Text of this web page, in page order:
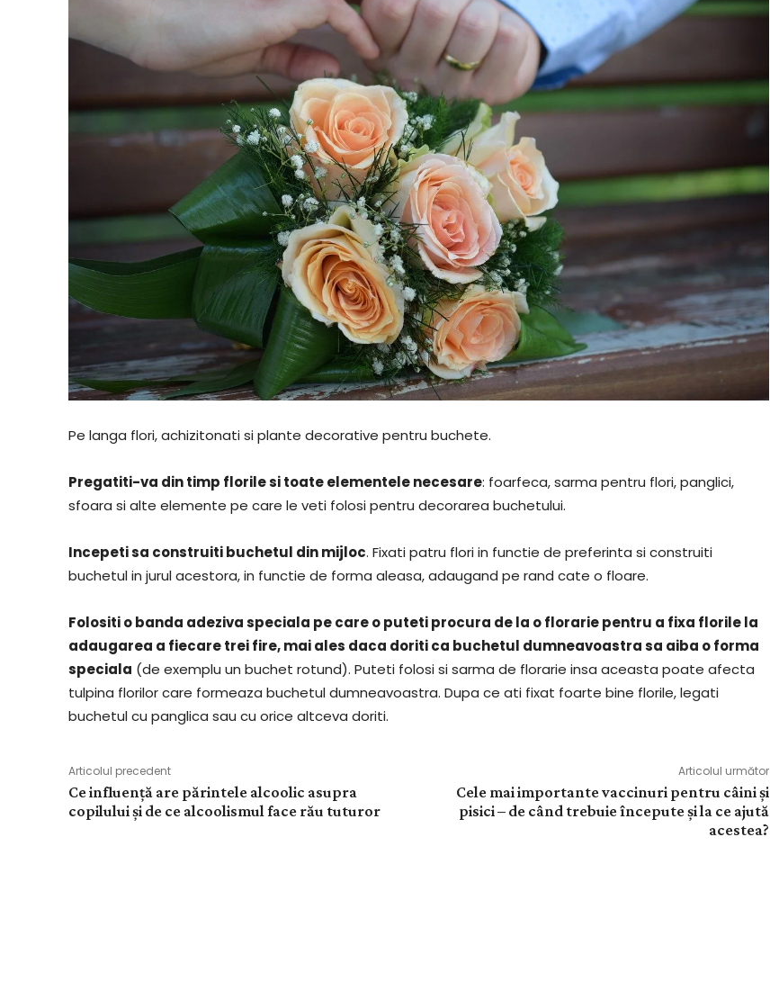
Pe langa flori, achizitonati si plante decorative pentru buchete.
Pregatiti-va din timp florile si toate elementele necesare: foarfeca, sarma pentru flori, panglici,
sfoara si alte elemente pe care le veti folosi pentru decorarea buchetului.
Incepeti sa construiti buchetul din mijloc. Fixati patru flori in functie de preferinta si construiti
buchetul in jurul acestora, in functie de forma aleasa, adaugand pe rand cate o floare.
Folositi o banda adeziva speciala pe care o puteti procura de la o florarie pentru a fixa florile la
adaugarea a fiecare trei fire, mai ales daca doriti ca buchetul dumneavoastra sa aiba o forma
speciala (de exemplu un buchet rotund). Puteti folosi si sarma de florarie insa aceasta poate afecta
tulpina florilor care formeaza buchetul dumneavoastra. Dupa ce ati fixat foarte bine florile, legati
buchetul cu panglica sau cu orice altceva doriti.
Articolul precedent
Ce influență are părintele alcoolic asupra
copilului și de ce alcoolismul face rău tuturor
Articolul următor
Cele mai importante vaccinuri pentru câini și
pisici – de când trebuie începute și la ce ajută
acestea?